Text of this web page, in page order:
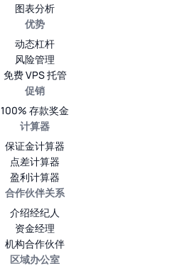
图表分析
优势
动态杠杆
风险管理
免费 VPS 托管
促销
100% 存款奖金
计算器
保证金计算器
点差计算器
盈利计算器
合作伙伴关系
介绍经纪人
资金经理
机构合作伙伴
区域办公室